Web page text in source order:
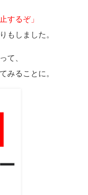
するぞ」
もしました。
て、
みることに。